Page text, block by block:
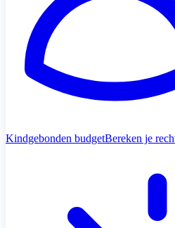
Kindgebonden budgetBereken je